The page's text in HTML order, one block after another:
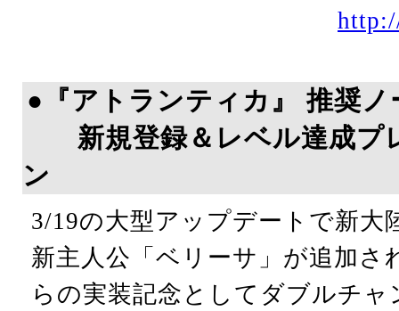
●『アトランティカ』 推奨
新規登録＆レベル達成プ
ン
3/19の大型アップデートで新大
新主人公「ベリーサ」が追加さ
らの実装記念としてダブルチ